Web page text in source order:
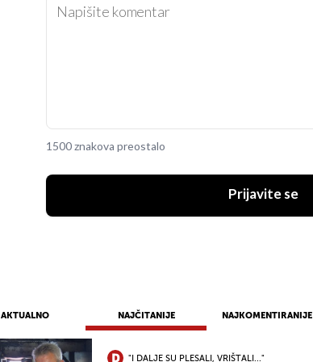
1500 znakova preostalo
Prijavite se
AKTUALNO NAJČITANIJE NAJKOMENTIRANIJE
"I DALJE SU PLESALI, VRIŠTALI..."